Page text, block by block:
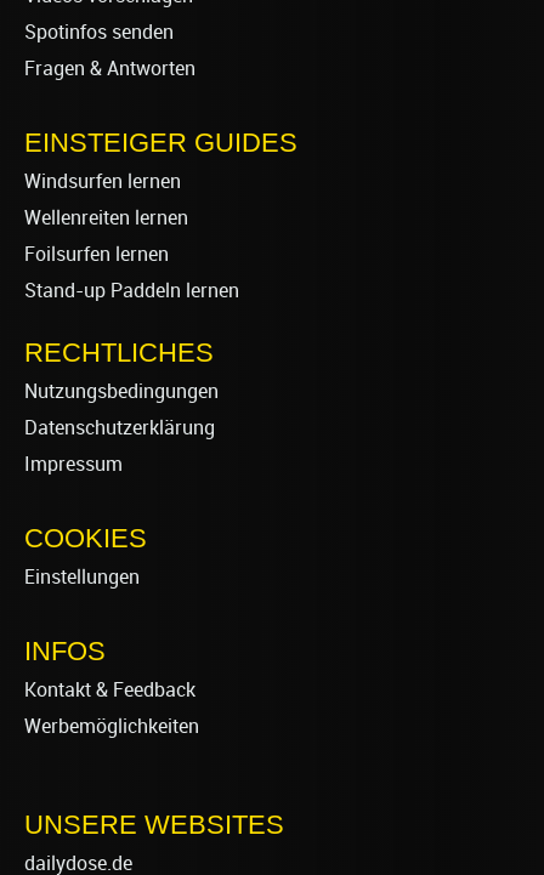
Spotinfos senden
Fragen & Antworten
EINSTEIGER GUIDES
Windsurfen lernen
Wellenreiten lernen
Foilsurfen lernen
Stand-up Paddeln lernen
RECHTLICHES
Nutzungsbedingungen
Datenschutzerklärung
Impressum
COOKIES
Einstellungen
INFOS
Kontakt & Feedback
Werbemöglichkeiten
UNSERE WEBSITES
dailydose.de